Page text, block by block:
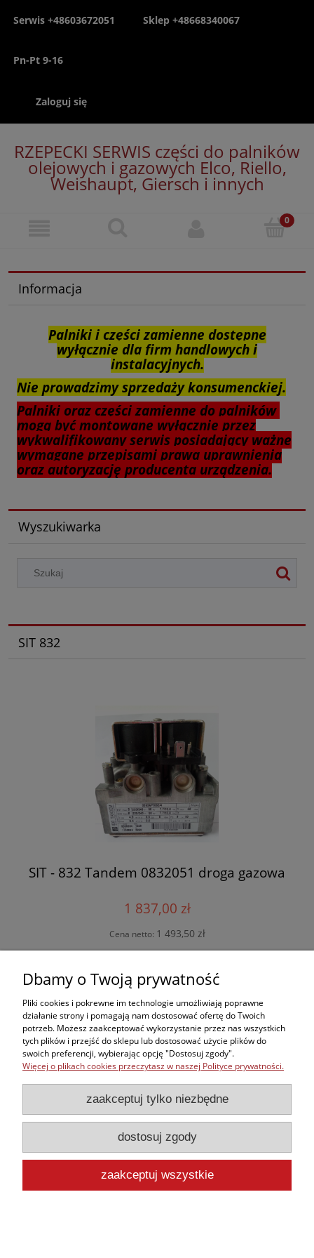
Serwis +48603672051 Sklep +48668340067
Pn-Pt 9-16
Zaloguj się
RZEPECKI SERWIS części do palników
olejowych i gazowych Elco, Riello,
Weishaupt, Giersch i innych
Informacja
Palniki i części zamienne dostępne
wyłącznie dla firm handlowych i
instalacyjnych.
Nie prowadzimy sprzedaży konsumenckiej.
Palniki oraz części zamienne do palników
mogą być montowane wyłącznie przez
wykwalifikowany serwis posiadający ważne
wymagane przepisami prawa uprawnienia
oraz autoryzację producenta urządzenia.
Wyszukiwarka
SIT 832
SIT - 832 Tandem 0832051 droga gazowa
1 837,00 zł
Cena netto: 1 493,50 zł
Zakupy
Kontakt
Informacje
Moje konto
Dbamy o Twoją prywatność
Pliki cookies i pokrewne im technologie umożliwiają poprawne
działanie strony i pomagają nam dostosować ofertę do Twoich
potrzeb. Możesz zaakceptować wykorzystanie przez nas wszystkich
tych plików i przejść do sklepu lub dostosować użycie plików do
swoich preferencji, wybierając opcję "Dostosuj zgody".
Więcej o plikach cookies przeczytasz w naszej Polityce prywatności.
zaakceptuj tylko niezbędne
dostosuj zgody
zaakceptuj wszystkie